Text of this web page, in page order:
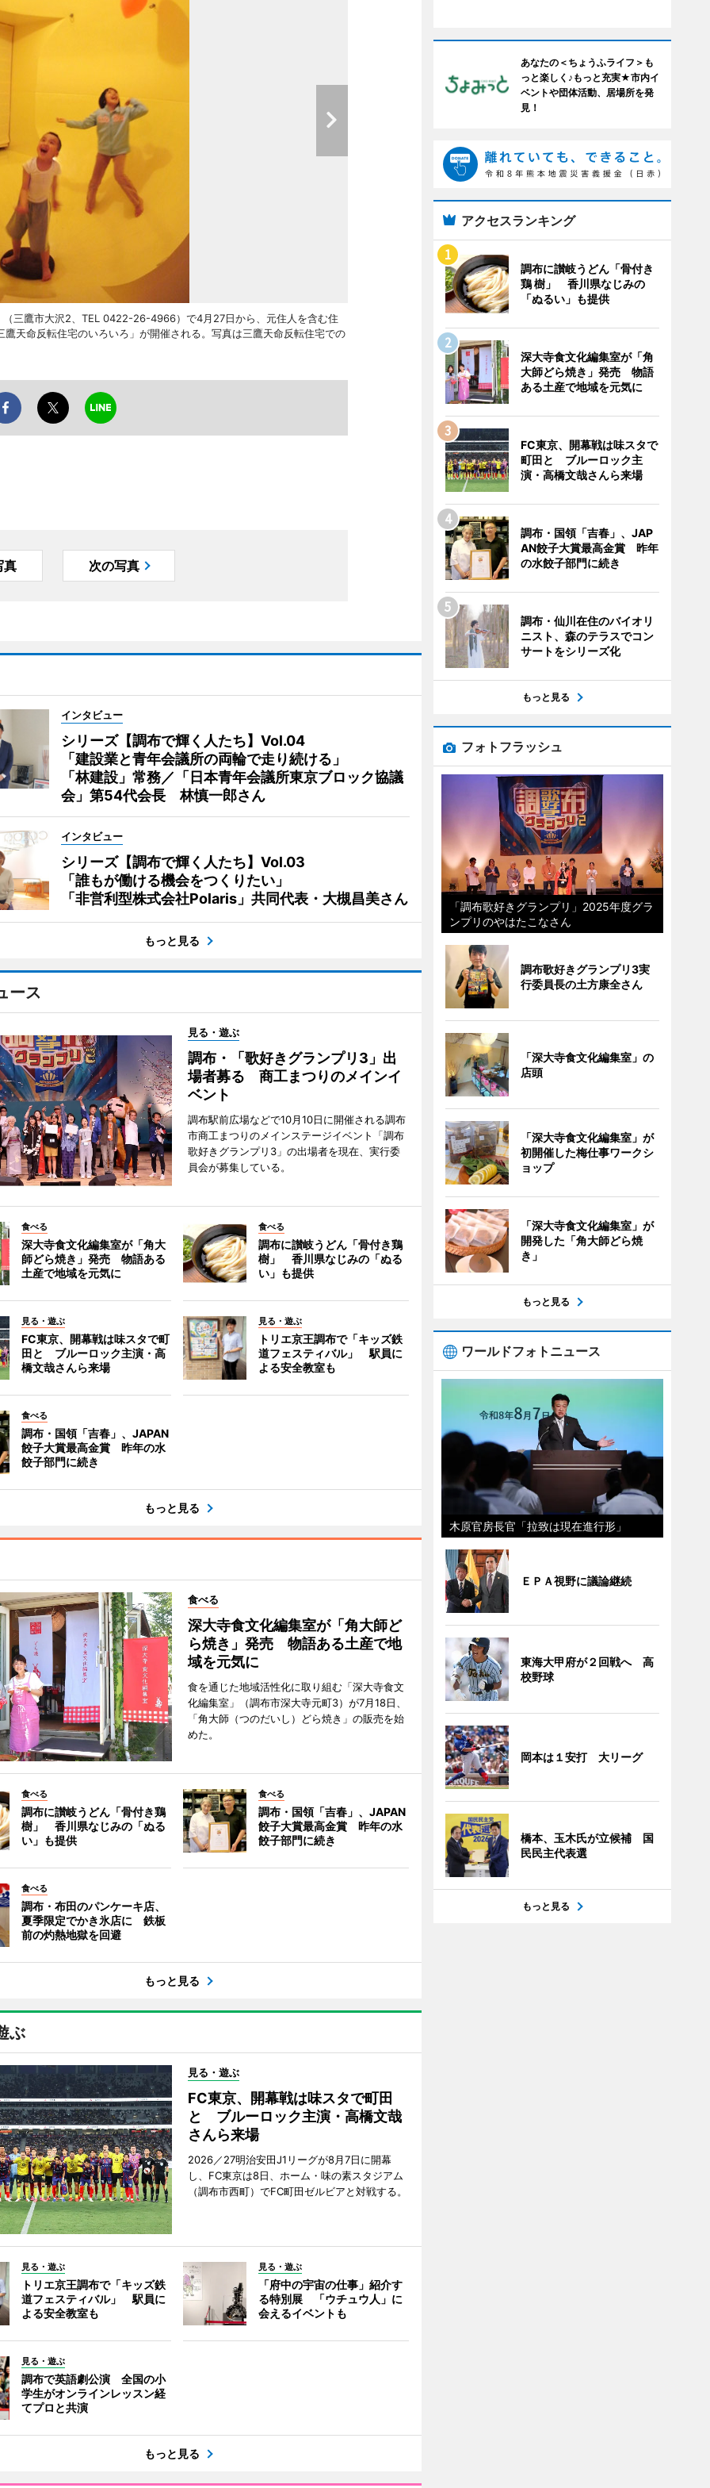
鷹市大沢2、TEL 0422-26-4966）で4月27日から、元住人を含む住
天命反転住宅のいろいろ」が開催される。写真は三鷹天命反転住宅での
真 次の写真
インタビュー
シリーズ【調布で輝く人たち】Vol.04
「建設業と青年会議所の両輪で走り続ける」
「林建設」常務／「日本青年会議所東京ブロック協議
会」第54代会長 林慎一郎さん
インタビュー
シリーズ【調布で輝く人たち】Vol.03
「誰もが働ける機会をつくりたい」
「非営利型株式会社Polaris」共同代表・大槻昌美さん
もっと見る
ース
見る・遊ぶ
調布・「歌好きグランプリ3」出
場者募る 商工まつりのメインイ
ベント
調布駅前広場などで10月10日に開催される調布
市商工まつりのメインステージイベント「調布
歌好きグランプリ3」の出場者を現在、実行委
員会が募集している。
食べる
深大寺食文化編集室が「角大
師どら焼き」発売 物語ある
土産で地域を元気に
食べる
調布に讃岐うどん「骨付き鶏
樹」 香川県なじみの「ぬる
い」も提供
見る・遊ぶ
FC東京、開幕戦は味スタで町
田と ブルーロック主演・高
橋文哉さんら来場
見る・遊ぶ
トリエ京王調布で「キッズ鉄
道フェスティバル」 駅員に
よる安全教室も
食べる
調布・国領「吉春」、JAPAN
餃子大賞最高金賞 昨年の水
餃子部門に続き
もっと見る
食べる
深大寺食文化編集室が「角大師ど
ら焼き」発売 物語ある土産で地
域を元気に
食を通じた地域活性化に取り組む「深大寺食文
化編集室」（調布市深大寺元町3）が7月18日、
「角大師（つのだいし）どら焼き」の販売を始
めた。
食べる
調布に讃岐うどん「骨付き鶏
樹」 香川県なじみの「ぬる
い」も提供
食べる
調布・国領「吉春」、JAPAN
餃子大賞最高金賞 昨年の水
餃子部門に続き
食べる
調布・布田のパンケーキ店、
夏季限定でかき氷店に 鉄板
前の灼熱地獄を回避
もっと見る
ぶ
見る・遊ぶ
FC東京、開幕戦は味スタで町田
と ブルーロック主演・高橋文哉
さんら来場
2026／27明治安田J1リーグが8月7日に開幕
し、FC東京は8日、ホーム・味の素スタジアム
（調布市西町）でFC町田ゼルビアと対戦する。
見る・遊ぶ
トリエ京王調布で「キッズ鉄
道フェスティバル」 駅員に
よる安全教室も
見る・遊ぶ
「府中の宇宙の仕事」紹介す
る特別展 「ウチュウ人」に
会えるイベントも
見る・遊ぶ
調布で英語劇公演 全国の小
学生がオンラインレッスン経
てプロと共演
もっと見る
あなたの＜ちょうふライフ＞も
っと楽しく♪もっと充実★市内イ
ベントや団体活動、居場所を発
見！
アクセスランキング
調布に讃岐うどん「骨付き
鶏 樹」 香川県なじみの
「ぬるい」も提供
深大寺食文化編集室が「角
大師どら焼き」発売 物語
ある土産で地域を元気に
FC東京、開幕戦は味スタで
町田と ブルーロック主
演・高橋文哉さんら来場
調布・国領「吉春」、JAP
AN餃子大賞最高金賞 昨年
の水餃子部門に続き
調布・仙川在住のバイオリ
ニスト、森のテラスでコン
サートをシリーズ化
もっと見る
フォトフラッシュ
「調布歌好きグランプリ」2025年度グラ
ンプリのやはたこなさん
調布歌好きグランプリ3実
行委員長の土方康全さん
「深大寺食文化編集室」の
店頭
「深大寺食文化編集室」が
初開催した梅仕事ワークシ
ョップ
「深大寺食文化編集室」が
開発した「角大師どら焼
き」
もっと見る
ワールドフォトニュース
木原官房長官「拉致は現在進行形」
ＥＰＡ視野に議論継続
東海大甲府が２回戦へ 高
校野球
岡本は１安打 大リーグ
橋本、玉木氏が立候補 国
民民主代表選
もっと見る